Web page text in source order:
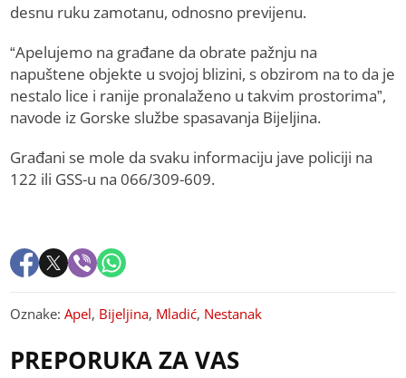
desnu ruku zamotanu, odnosno previjenu.
“Apelujemo na građane da obrate pažnju na
napuštene objekte u svojoj blizini, s obzirom na to da je
nestalo lice i ranije pronalaženo u takvim prostorima”,
navode iz Gorske službe spasavanja Bijeljina.
Građani se mole da svaku informaciju jave policiji na
122 ili GSS-u na 066/309-609.
Oznake:Apel, Bijeljina, Mladić, Nestanak
PREPORUKA ZA VAS